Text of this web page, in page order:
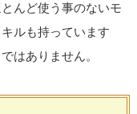
んど使う事のないモ
ルも持っています
はありません。